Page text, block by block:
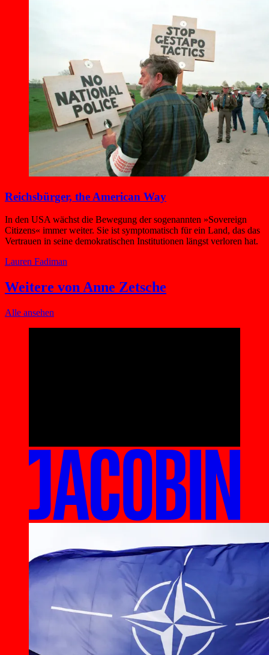
Reichsbürger, the American Way
In den USA wächst die Bewegung der sogenannten »Sovereign
Citizens« immer weiter. Sie ist symptomatisch für ein Land, das das
Vertrauen in seine demokratischen Institutionen längst verloren hat.
Lauren Fadiman
Weitere von Anne Zetsche
Alle ansehen